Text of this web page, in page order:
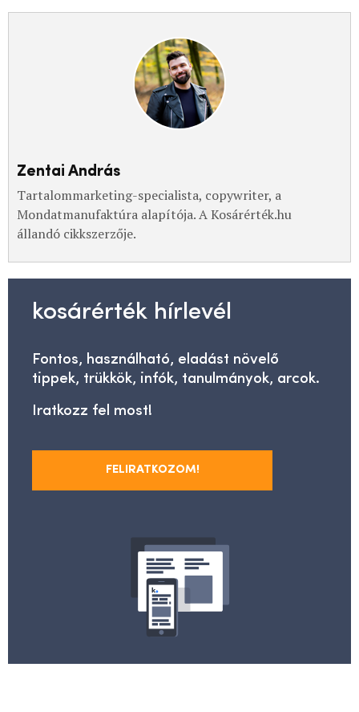
Zentai András
Tartalommarketing-specialista, copywriter, a
Mondatmanufaktúra alapítója. A Kosárérték.hu
állandó cikkszerzője.
kosárérték hírlevél
Fontos, használható, eladást növelő
tippek, trükkök, infók, tanulmányok, arcok.
Iratkozz fel most!
FELIRATKOZOM!